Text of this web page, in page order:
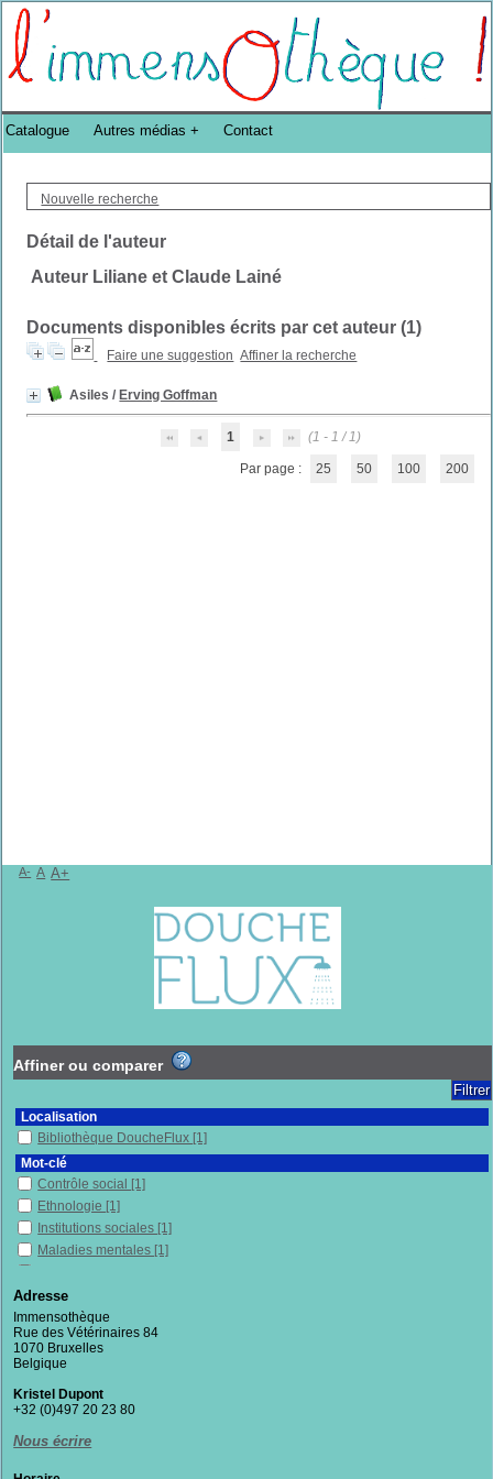
Bibliothèque DoucheFLUX Bibliotheek -->
Nouvelle recherche
Détail de l'auteur
Auteur Liliane et Claude Lainé
Documents disponibles écrits par cet auteur (1)
Faire une suggestion Affiner la recherche
Asiles / Erving Goffman
1 (1 - 1 / 1)
Par page : 25 50 100 200
Catalogue Autres médias Contact
A- A A+
Affiner ou comparer
Localisation
Bibliothèque DoucheFlux [1]
Mot-clé
Contrôle social [1]
Ethnologie [1]
Institutions sociales [1]
Maladies mentales [1]
Sciences humaines et sociales
Sociologie[1]
Section
Documentaires
Adresse
Immensothèque
Rue des Vétérinaires 84
1070 Bruxelles
Belgique
Kristel Dupont
+32 (0)497 20 23 80
Nous écrire